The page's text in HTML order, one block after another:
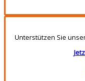
Unterstützen Sie